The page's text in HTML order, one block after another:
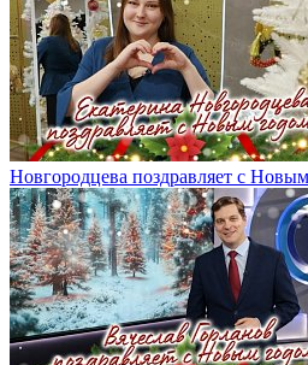
Новгородцева поздравляет с